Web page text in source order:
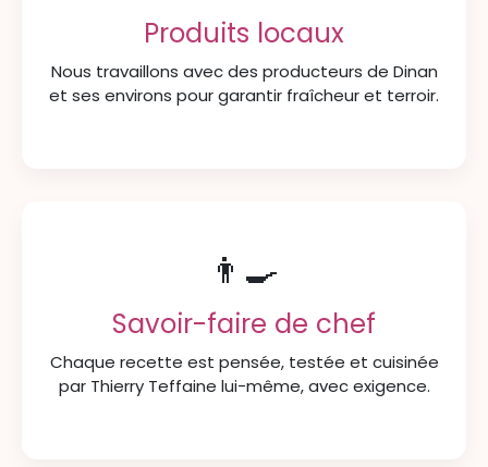
Produits locaux
Nous travaillons avec des producteurs de Dinan
et ses environs pour garantir fraîcheur et terroir.
👨‍🍳
Savoir-faire de chef
Chaque recette est pensée, testée et cuisinée
par Thierry Teffaine lui-même, avec exigence.